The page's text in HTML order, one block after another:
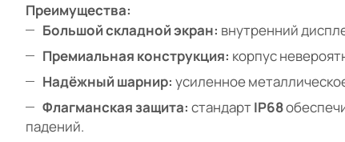
Преимущества:
Большой складной экран: внутренний
Премиальная конструкция: корпус
Надёжный шарнир: усиленное
Флагманская защита: стандартIP68
падений.